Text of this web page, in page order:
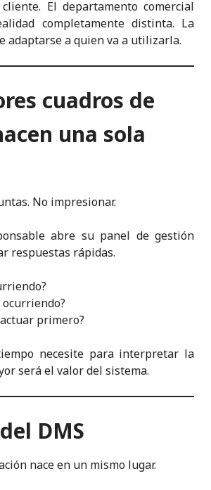
El departamento comercial
completamente distinta. La
adaptarse a quien va a utilizarla.
cuadros de
una sola
No impresionar.
abre su panel de gestión
respuestas rápidas.
primero?
necesite para interpretar la
será el valor del sistema.
DMS
nace en un mismo lugar.